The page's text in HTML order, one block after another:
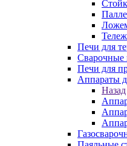
Печи для
Сварочные
Печи для
Аппараты
Назад